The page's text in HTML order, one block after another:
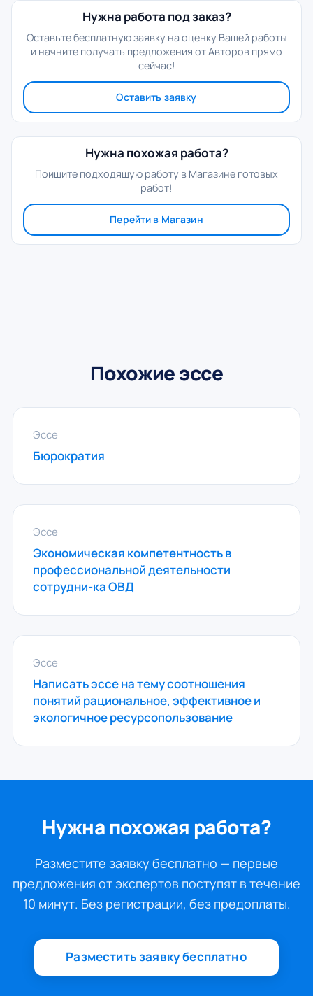
Нужна работа под заказ?
Оставьте бесплатную заявку на оценку Вашей работы
и начните получать предложения от Авторов прямо
сейчас!
Оставить заявку
Нужна похожая работа?
Поищите подходящую работу в Магазине готовых
работ!
Перейти в Магазин
Похожие эссе
Эссе
Бюрократия
Эссе
Экономическая компетентность в
профессиональной деятельности
сотрудни-ка ОВД
Эссе
Написать эссе на тему соотношения
понятий рациональное, эффективное и
экологичное ресурсопользование
Нужна похожая работа?
Разместите заявку бесплатно — первые
предложения от экспертов поступят в течение
10 минут. Без регистрации, без предоплаты.
Разместить заявку бесплатно